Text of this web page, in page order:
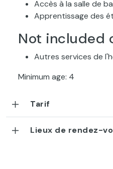
Accès à la salle de
Apprentissage des
Not included
Autres services de
Minimum age: 4
Tarif
Lieux de rendez-